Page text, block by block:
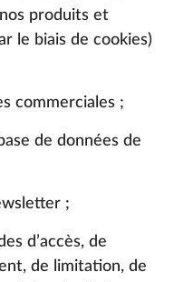
produits et
le biais de cookies)
commerciales ;
de données de
;
d’accès, de
de limitation, de